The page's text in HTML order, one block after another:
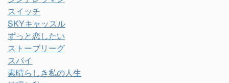
スイッチ
SKYキャッスル
ずっと恋したい
ストーブリーグ
スパイ
素晴らしき私の人生